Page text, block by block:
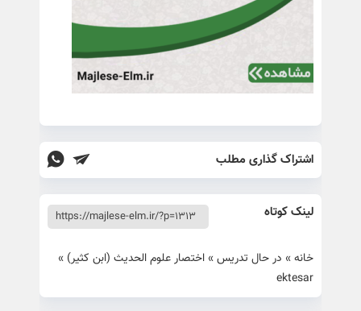
اشتراک گذاری مطلب
لینک کوتاه
خانه» در حال تدریس» اختصار علوم الحدیث (ابن کثیر) »
ektesar